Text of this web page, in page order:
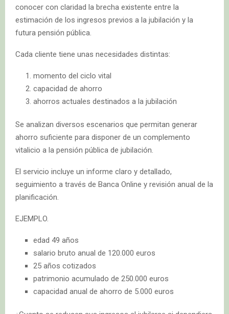
conocer con claridad la brecha existente entre la
estimación de los ingresos previos a la jubilación y la
futura pensión pública.
Cada cliente tiene unas necesidades distintas:
momento del ciclo vital
capacidad de ahorro
ahorros actuales destinados a la jubilación
Se analizan diversos escenarios que permitan generar
ahorro suficiente para disponer de un complemento
vitalicio a la pensión pública de jubilación.
El servicio incluye un informe claro y detallado,
seguimiento a través de Banca Online y revisión anual de la
planificación.
EJEMPLO.
edad 49 años
salario bruto anual de 120.000 euros
25 años cotizados
patrimonio acumulado de 250.000 euros
capacidad anual de ahorro de 5.000 euros